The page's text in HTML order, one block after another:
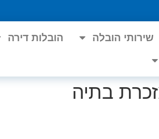
שירותי הובלה הובלות דירה
בתיה